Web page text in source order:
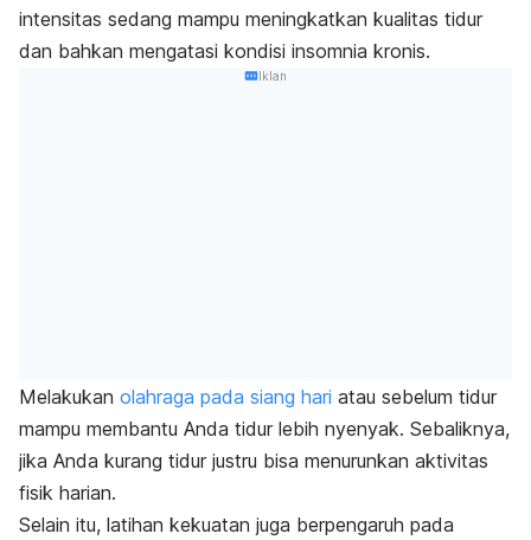
intensitas sedang mampu meningkatkan kualitas tidur
dan bahkan mengatasi kondisi insomnia kronis.
Iklan
Melakukan olahraga pada siang hari atau sebelum tidur
mampu membantu Anda tidur lebih nyenyak. Sebaliknya,
jika Anda kurang tidur justru bisa menurunkan aktivitas
fisik harian.
Selain itu, latihan kekuatan juga berpengaruh pada